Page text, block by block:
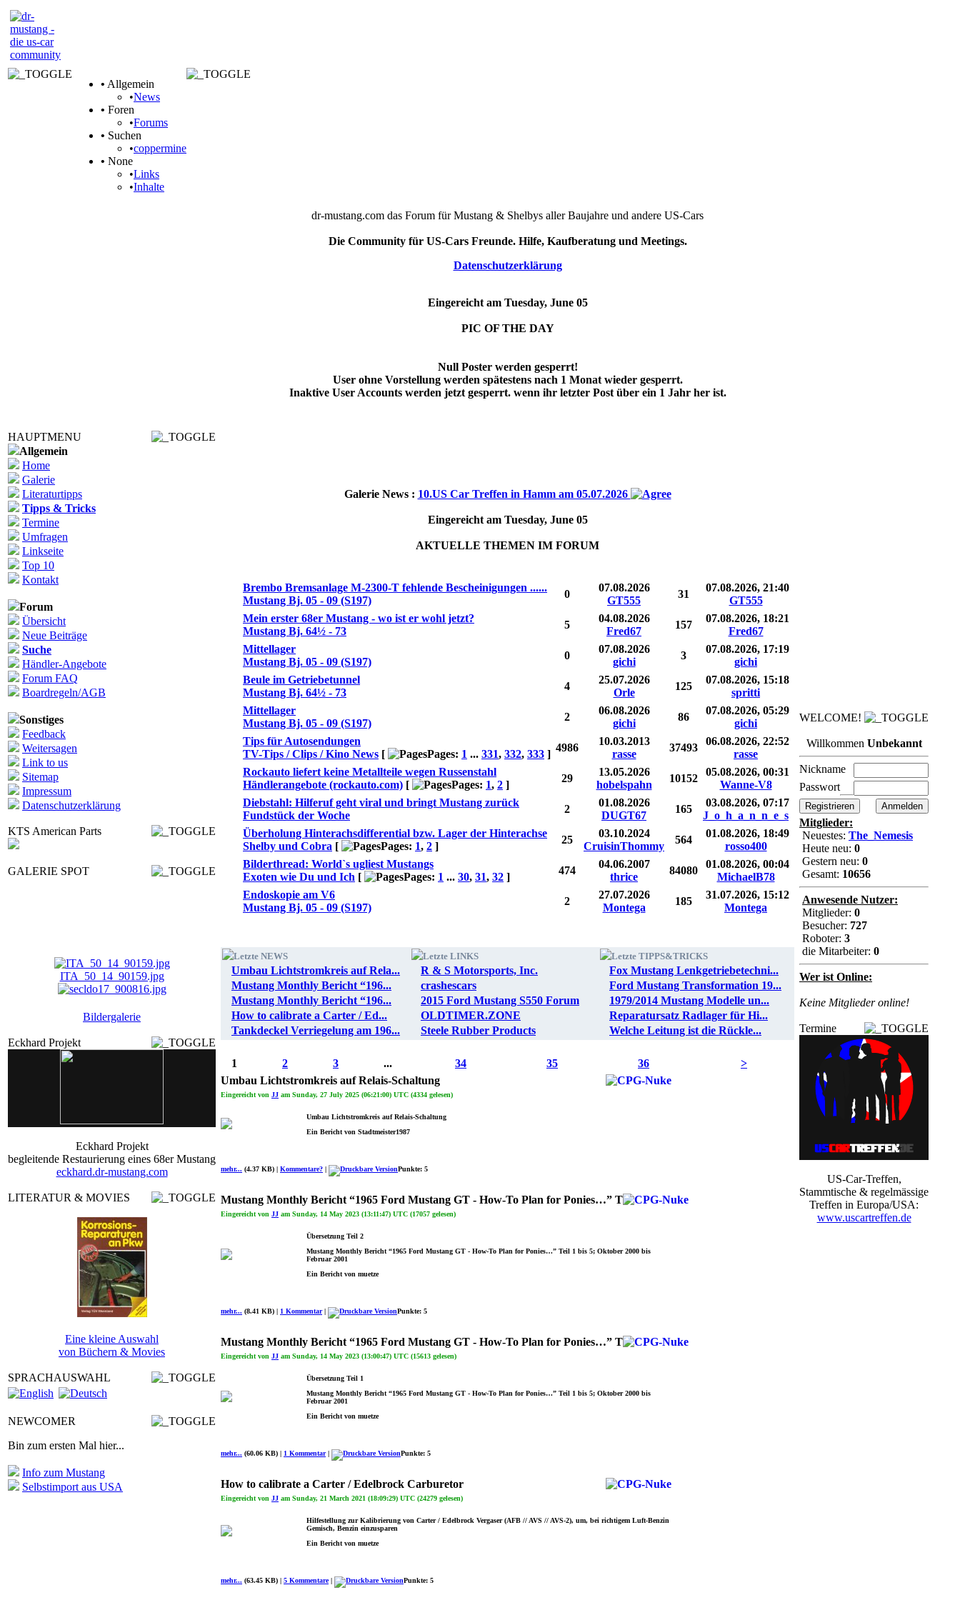
• Allgemein
•News
• Foren
•Forums
• Suchen
•coppermine
• None
•Links
•Inhalte
HAUPTMENU
Allgemein
Home
Galerie
Literaturtipps
Tipps & Tricks
Termine
Umfragen
Linkseite
Top 10
Kontakt
Forum
Übersicht
Neue Beiträge
Suche
Händler-Angebote
Forum FAQ
Boardregeln/AGB
Sonstiges
Feedback
Weitersagen
Link to us
Sitemap
Impressum
Datenschutzerklärung
KTS American Parts
GALERIE SPOT
ITA_50_14_90159.jpg
secldo17_900816.jpg
dr_0782.jpg
2011_I_bigm90266.jpg
Bildergalerie
Eckhard Projekt
Eckhard Projekt
begleitende Restaurierung eines 68er Mustang
eckhard.dr-mustang.com
LITERATUR & MOVIES
Eine kleine Auswahl
von Büchern & Movies
SPRACHAUSWAHL
NEWCOMER
Bin zum ersten Mal hier...
Info zum Mustang
Selbstimport aus USA
dr-mustang.com das Forum für Mustang & Shelbys aller Baujahre und andere US-Cars
Die Community für US-Cars Freunde. Hilfe, Kaufberatung und Meetings.
Datenschutzerklärung
Eingereicht am Tuesday, June 05
PIC OF THE DAY
Null Poster werden gesperrt!
User ohne Vorstellung werden spätestens nach 1 Monat wieder gesperrt.
Inaktive User Accounts werden jetzt gesperrt. wenn ihr letzter Post über ein 1 Jahr her ist.
Galerie News : 10.US Car Treffen in Hamm am 05.07.2026
Eingereicht am Tuesday, June 05
AKTUELLE THEMEN IM FORUM
Brembo Bremsanlage M-2300-T fehlende Bescheinigungen ......
Mustang Bj. 05 - 09 (S197)
0
07.08.2026
GT555
31
07.08.2026, 21:40
GT555
Mein erster 68er Mustang - wo ist er wohl jetzt?
Mustang Bj. 64½ - 73
5
04.08.2026
Fred67
157
07.08.2026, 18:21
Fred67
Mittellager
Mustang Bj. 05 - 09 (S197)
0
07.08.2026
gichi
3
07.08.2026, 17:19
gichi
Beule im Getriebetunnel
Mustang Bj. 64½ - 73
4
25.07.2026
Orle
125
07.08.2026, 15:18
spritti
Mittellager
Mustang Bj. 05 - 09 (S197)
2
06.08.2026
gichi
86
07.08.2026, 05:29
gichi
Tips für Autosendungen
TV-Tips / Clips / Kino News [ Pages: 1 ... 331, 332, 333 ]
4986
10.03.2013
rasse
37493
06.08.2026, 22:52
rasse
Rockauto liefert keine Metallteile wegen Russenstahl
Händlerangebote (rockauto.com) [ Pages: 1, 2 ]
29
13.05.2026
hobelspahn
10152
05.08.2026, 00:31
Wanne-V8
Diebstahl: Hilferuf geht viral und bringt Mustang zurück
Fundstück der Woche
2
01.08.2026
DUGT67
165
03.08.2026, 07:17
J_o_h_a_n_n_e_s
Überholung Hinterachsdifferential bzw. Lager der Hinterachse
Shelby und Cobra [ Pages: 1, 2 ]
25
03.10.2024
CruisinThommy
564
01.08.2026, 18:49
rosso400
Bilderthread: World`s ugliest Mustangs
Exoten wie Du und Ich [ Pages: 1 ... 30, 31, 32 ]
474
04.06.2007
thrice
84080
01.08.2026, 00:04
MichaelB78
Endoskopie am V6
Mustang Bj. 05 - 09 (S197)
2
27.07.2026
Montega
185
31.07.2026, 15:12
Montega
Letzte NEWS
Umbau Lichtstromkreis auf Rela...
Mustang Monthly Bericht “196...
Mustang Monthly Bericht “196...
How to calibrate a Carter / Ed...
Tankdeckel Verriegelung am 196...
Letzte LINKS
R & S Motorsports, Inc.
crashescars
2015 Ford Mustang S550 Forum
OLDTIMER.ZONE
Steele Rubber Products
Letzte TIPPS&TRICKS
Fox Mustang Lenkgetriebetechni...
Ford Mustang Transformation 19...
1979/2014 Mustang Modelle un...
Reparatursatz Radlager für Hi...
Welche Leitung ist die Rückle...
1 2 3 ... 34 35 36
>
Umbau Lichtstromkreis auf Relais-Schaltung
Eingereicht von JJ am Sunday, 27 July 2025 (06:21:00) UTC (4334 gelesen)
Umbau Lichtstromkreis auf Relais-Schaltung
Ein Bericht von Stadtmeister1987
mehr... (4.37 KB) | Kommentare? | Punkte: 5
Mustang Monthly Bericht “1965 Ford Mustang GT - How-To Plan for Ponies…” T
Eingereicht von JJ am Sunday, 14 May 2023 (13:11:47) UTC (17057 gelesen)
Übersetzung Teil 2
Mustang Monthly Bericht “1965 Ford Mustang GT - How-To Plan for Ponies…” Teil 1 bis 5; Oktober 2000 bis
Februar 2001
Ein Bericht von muetze
mehr... (8.41 KB) | 1 Kommentar| Punkte: 5
Mustang Monthly Bericht “1965 Ford Mustang GT - How-To Plan for Ponies…” T
Eingereicht von JJ am Sunday, 14 May 2023 (13:00:47) UTC (15613 gelesen)
Übersetzung Teil 1
Mustang Monthly Bericht “1965 Ford Mustang GT - How-To Plan for Ponies…” Teil 1 bis 5; Oktober 2000 bis
Februar 2001
Ein Bericht von muetze
mehr... (60.06 KB) | 1 Kommentar| Punkte: 5
How to calibrate a Carter / Edelbrock Carburetor
Eingereicht von JJ am Sunday, 21 March 2021 (18:09:29) UTC (24279 gelesen)
Hilfestellung zur Kalibrierung von Carter / Edelbrock Vergaser (AFB // AVS // AVS-2), um, bei richtigem Luft-Benzin
Gemisch, Benzin einzusparen
Ein Bericht von muetze
mehr... (63.45 KB) | 5 Kommentare| Punkte: 5
WELCOME!
Willkommen Unbekannt
Nickname
Passwort
Mitglieder:
Neuestes: The_Nemesis
Heute neu: 0
Gestern neu: 0
Gesamt: 10656
Anwesende Nutzer:
Mitglieder: 0
Besucher: 727
Roboter: 3
die Mitarbeiter: 0
Wer ist Online:
Keine Mitglieder online!
Termine
US-Car-Treffen,
Stammtische & regelmässige
Treffen in Europa/USA:
www.uscartreffen.de